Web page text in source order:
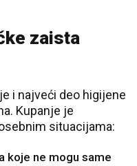
zaista
i najveći deo higijene
Kupanje je
situacijama:
koje ne mogu same